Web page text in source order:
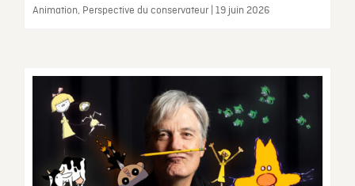
Animation, Perspective du conservateur | 19 juin 2026